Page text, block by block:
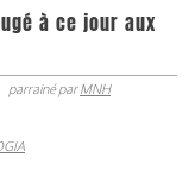
à ce jour aux
parrainé parMNH